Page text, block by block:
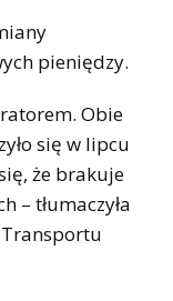
pieniędzy.
Obie
się w lipcu
że brakuje
– tłumaczyła